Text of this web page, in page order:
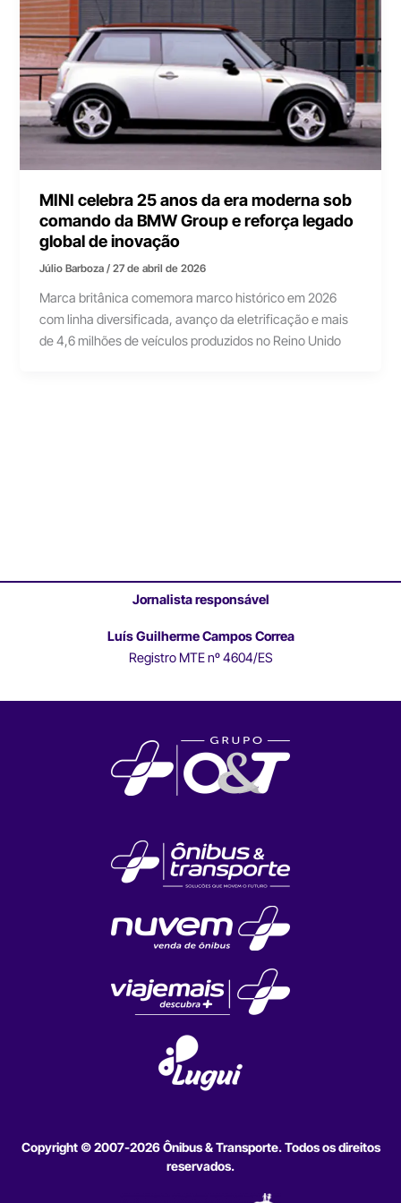
MINI celebra 25 anos da era moderna sob
comando da BMW Group e reforça legado
global de inovação
Júlio Barboza/27 de abril de 2026
Marca britânica comemora marco histórico em 2026
com linha diversificada, avanço da eletrificação e mais
de 4,6 milhões de veículos produzidos no Reino Unido
Jornalista responsável
Luís Guilherme Campos Correa
Registro MTE nº 4604/ES
Copyright © 2007-2026 Ônibus & Transporte. Todos os direitos
reservados.